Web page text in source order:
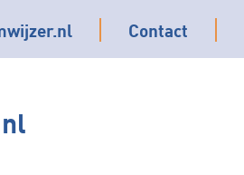
Contact